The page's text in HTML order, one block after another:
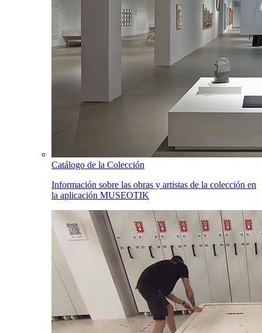
Catálogo de la Colección
Información sobre las obras y artistas de la colección en
la aplicación MUSEOTIK